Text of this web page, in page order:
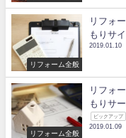
リフォーム全般
リフォ
もりサ
2019.01.10
リフォーム全般
リフォ
もりサ
ピックアップ
2019.01.09